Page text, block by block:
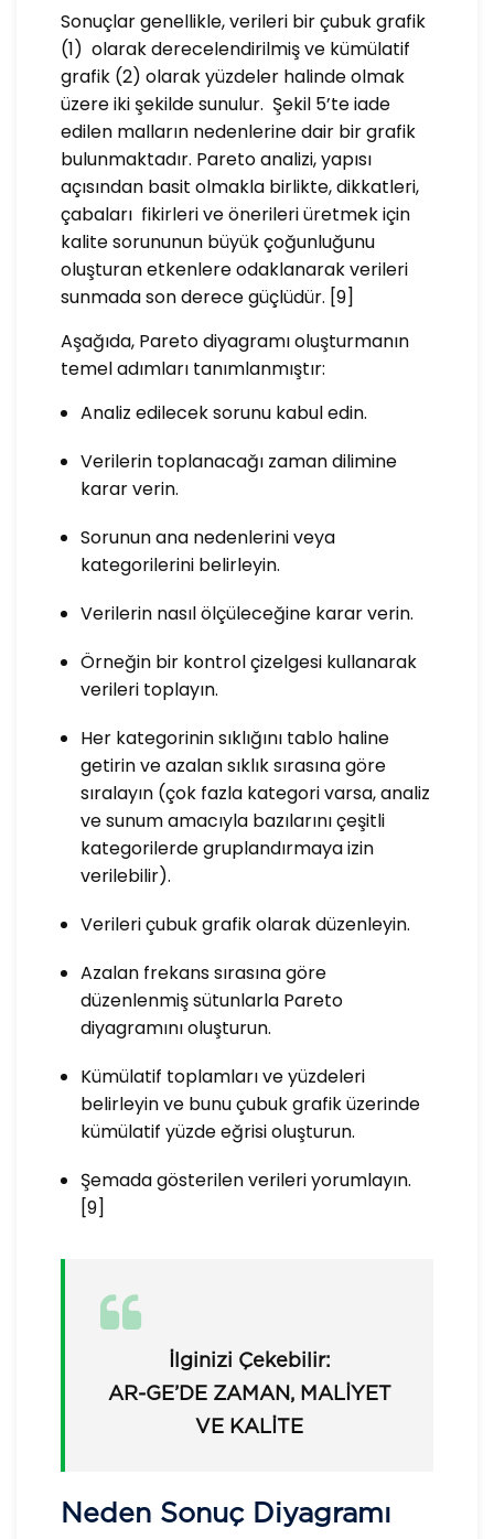
Sonuçlar genellikle, verileri bir çubuk grafik
(1) olarak derecelendirilmiş ve kümülatif
grafik (2) olarak yüzdeler halinde olmak
üzere iki şekilde sunulur. Şekil 5’te iade
edilen malların nedenlerine dair bir grafik
bulunmaktadır. Pareto analizi, yapısı
açısından basit olmakla birlikte, dikkatleri,
çabaları fikirleri ve önerileri üretmek için
kalite sorununun büyük çoğunluğunu
oluşturan etkenlere odaklanarak verileri
sunmada son derece güçlüdür. [9]
Aşağıda, Pareto diyagramı oluşturmanın
temel adımları tanımlanmıştır:
Analiz edilecek sorunu kabul edin.
Verilerin toplanacağı zaman dilimine
karar verin.
Sorunun ana nedenlerini veya
kategorilerini belirleyin.
Verilerin nasıl ölçüleceğine karar verin.
Örneğin bir kontrol çizelgesi kullanarak
verileri toplayın.
Her kategorinin sıklığını tablo haline
getirin ve azalan sıklık sırasına göre
sıralayın (çok fazla kategori varsa, analiz
ve sunum amacıyla bazılarını çeşitli
kategorilerde gruplandırmaya izin
verilebilir).
Verileri çubuk grafik olarak düzenleyin.
Azalan frekans sırasına göre
düzenlenmiş sütunlarla Pareto
diyagramını oluşturun.
Kümülatif toplamları ve yüzdeleri
belirleyin ve bunu çubuk grafik üzerinde
kümülatif yüzde eğrisi oluşturun.
Şemada gösterilen verileri yorumlayın.
[9]
İlginizi Çekebilir:
AR-GE’DE ZAMAN, MALIYET
VE KALITE
Neden Sonuç Diyagramı